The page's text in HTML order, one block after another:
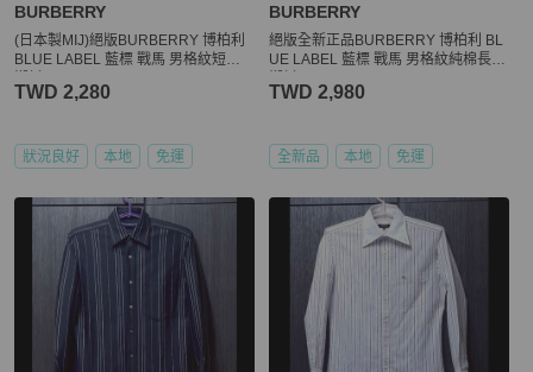
BURBERRY
(日本製MIJ)絕版BURBERRY 博柏利
BLUE LABEL 藍標 戰馬 男格紋短袖
TWD 2,280
狀況良好 本地 免運
BURBERRY
絕版全新正品BURBERRY 博柏利 BL
UE LABEL 藍標 戰馬 男格紋純棉長袖
TWD 2,980
全新品 本地 免運